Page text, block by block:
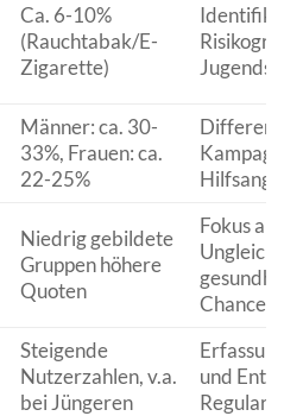
Ca. 6-10%
(Rauchtabak/E-
Zigarette)
Männer: ca. 30-
33%, Frauen: ca.
22-25%
Niedrig gebildete
Gruppen höhere
Quoten
Fokus
Steigende
Nutzerzahlen, v.a.
bei Jüngeren
und